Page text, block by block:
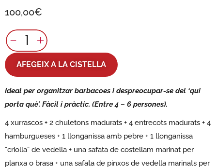
100,00€
AFEGEIX A LA CISTELLA
Ideal per organitzar barbacoes i despreocupar-se del ‘qui
porta què’. Fàcil i pràctic. (Entre 4 – 6 persones).
4 xurrascos + 2 chuletons madurats + 4 entrecots madurats + 4
hamburgueses + 1 llonganissa amb pebre + 1 llonganissa
“criolla” de vedella + una safata de costellam marinat per
planxa o brasa + una safata de pinxos de vedella marinats per